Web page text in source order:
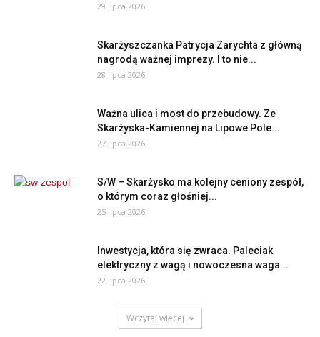
29 lipca 2026
Skarżyszczanka Patrycja Zarychta z główną
nagrodą ważnej imprezy. I to nie...
28 lipca 2026
Ważna ulica i most do przebudowy. Ze
Skarżyska-Kamiennej na Lipowe Pole...
27 lipca 2026
S/W – Skarżysko ma kolejny ceniony zespół,
o którym coraz głośniej...
25 lipca 2026
Inwestycja, która się zwraca. Paleciak
elektryczny z wagą i nowoczesna waga...
22 lipca 2026
Wczytaj więcej